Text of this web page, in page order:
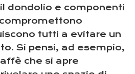
dondolio e componenti
tutti a evitare un
Si pensi, ad esempio,
che si apre